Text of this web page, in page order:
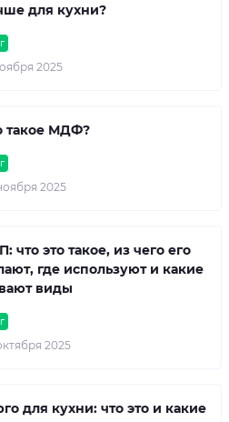
2025
для кухни?
2025
такое МДФ?
2025
что это такое, из чего его
где используют и какие
виды
для кухни: что это и какие